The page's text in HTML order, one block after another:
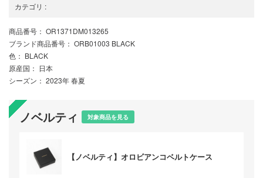
カテゴリ :
商品番号 ： OR1371DM013265
ブランド商品番号 ： ORB01003 BLACK
色 ： BLACK
原産国 ： 日本
シーズン ： 2023年 春夏
ノベルティ 対象商品を見る
【ノベルティ】オロビアンコベルトケース